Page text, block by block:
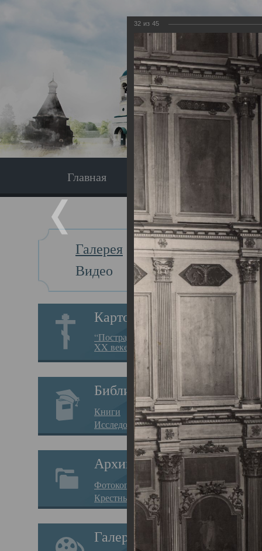
Главная Экскурсия
Галерея
Видео
Картотека
“Пострадавшие за веру в
XX веке на Севере”
Библиотека
Книги
Исследования
Архив
Фотокопии дел
Крестные ходы
Галерея
Главная
32 из 45